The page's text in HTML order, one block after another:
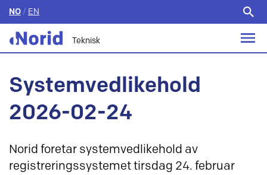
NO / EN
Teknisk
Systemvedlikehold
2026-02-24
Norid foretar systemvedlikehold av
registreringssystemet tirsdag 24. februar